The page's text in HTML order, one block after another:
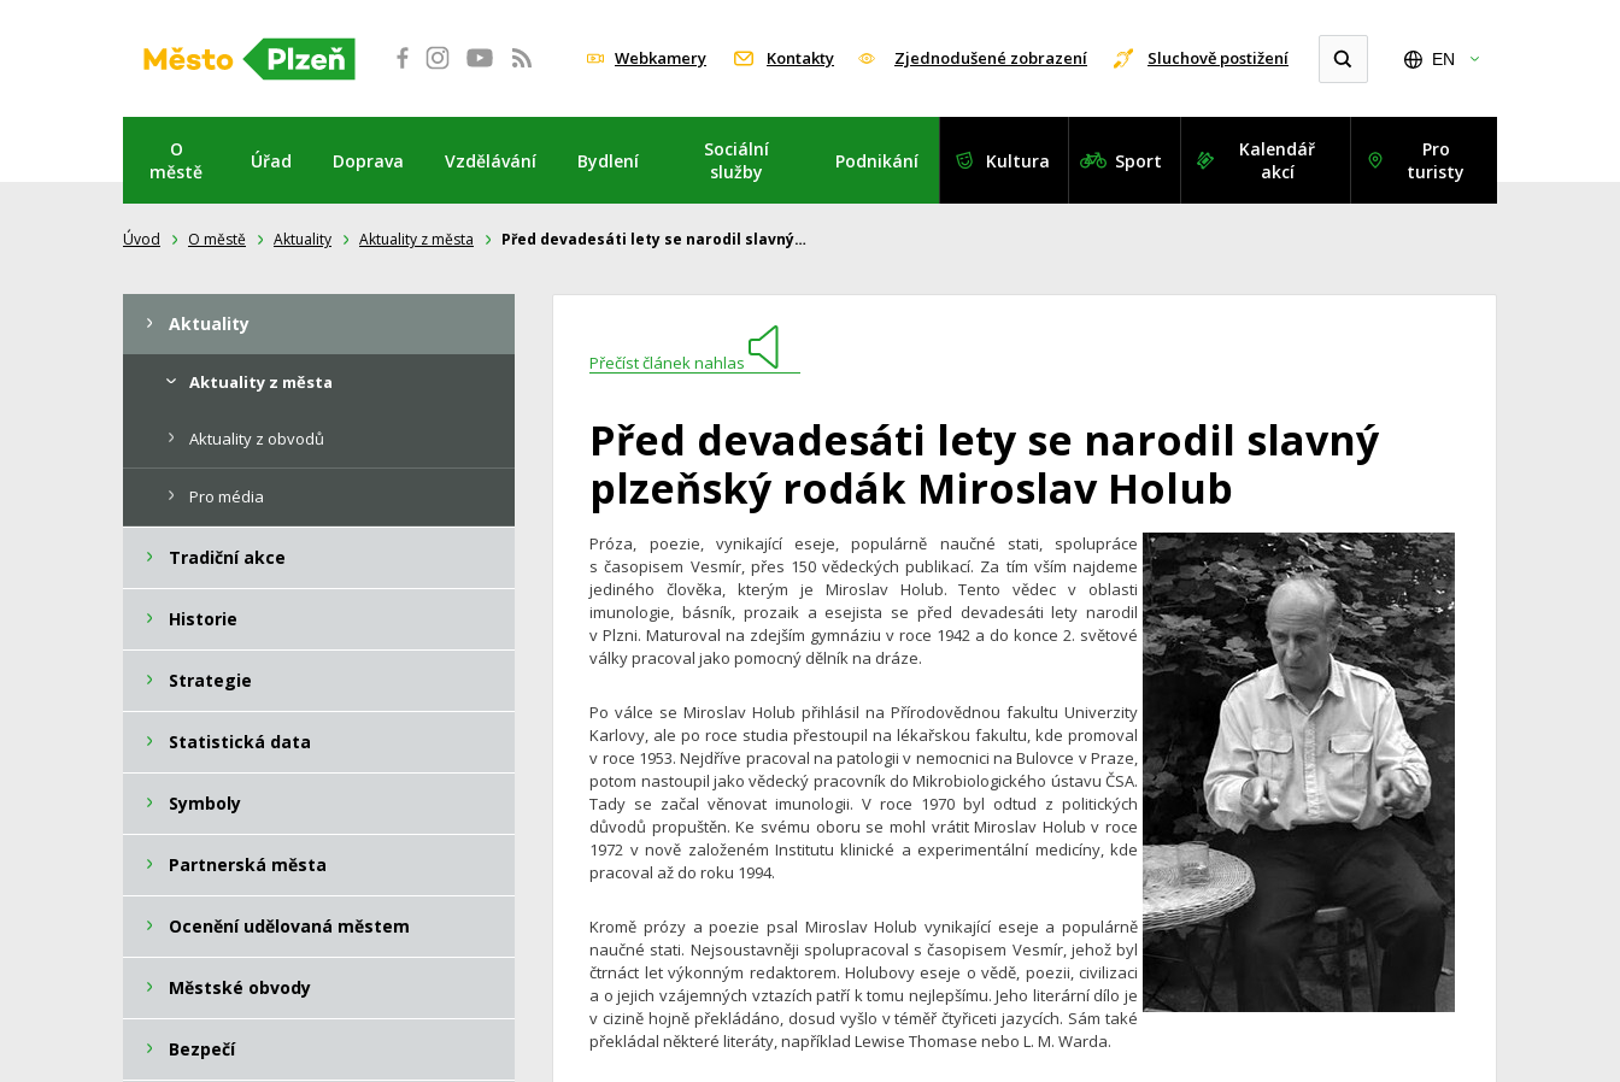
Webkamery Kontakty Zjednodušené zobrazení Sluchově postižení EN
O
městě
Úřad Doprava Vzdělávání Bydlení
Sociální
služby
Podnikání Kultura Sport
Kalendář
akcí
Pro
turisty
Úvod O městě Aktuality Aktuality z města Před devadesáti lety se narodil slavný…
Přečíst článek nahlas
Před devadesáti lety se narodil slavný
plzeňský rodák Miroslav Holub
Próza, poezie, vynikající eseje, populárně naučné stati, spolupráce
s časopisem Vesmír, přes 150 vědeckých publikací. Za tím vším najdeme
jediného člověka, kterým je Miroslav Holub. Tento vědec v oblasti
imunologie, básník, prozaik a esejista se před devadesáti lety narodil
v Plzni. Maturoval na zdejším gymnáziu v roce 1942 a do konce 2. světové
války pracoval jako pomocný dělník na dráze.
Po válce se Miroslav Holub přihlásil na Přírodovědnou fakultu Univerzity
Karlovy, ale po roce studia přestoupil na lékařskou fakultu, kde promoval
v roce 1953. Nejdříve pracoval na patologii v nemocnici na Bulovce v Praze,
potom nastoupil jako vědecký pracovník do Mikrobiologického ústavu ČSA.
Tady se začal věnovat imunologii. V roce 1970 byl odtud z politických
důvodů propuštěn. Ke svému oboru se mohl vrátit Miroslav Holub v roce
1972 v nově založeném Institutu klinické a experimentální medicíny, kde
pracoval až do roku 1994.
Kromě prózy a poezie psal Miroslav Holub vynikající eseje a populárně
naučné stati. Nejsoustavněji spolupracoval s časopisem Vesmír, jehož byl
čtrnáct let výkonným redaktorem. Holubovy eseje o vědě, poezii, civilizaci
a o jejich vzájemných vztazích patří k tomu nejlepšímu. Jeho literární dílo je
v cizině hojně překládáno, dosud vyšlo v téměř čtyřiceti jazycích. Sám také
překládal některé literáty, například Lewise Thomase nebo L. M. Warda.
Aktuality
Aktuality z města
Aktuality z obvodů
Pro média
Tradiční akce
Historie
Strategie
Statistická data
Symboly
Partnerská města
Ocenění udělovaná městem
Městské obvody
Bezpečí